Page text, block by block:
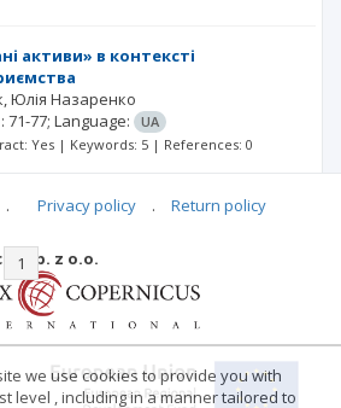
активи» в контексті
Юлія Назаренко
: 71-77; Language:
UA
Yes | Keywords: 5 | References: 0
1 2 3
. Privacy policy . Return policy
Sp. z o.o.
we use cookies to provide you with
level , including in a manner tailored to